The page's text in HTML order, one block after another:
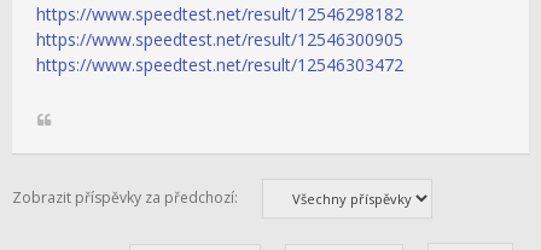
https://www.speedtest.net/result/12546298182
https://www.speedtest.net/result/12546300905
https://www.speedtest.net/result/12546303472
Zobrazit příspěvky za předchozí: